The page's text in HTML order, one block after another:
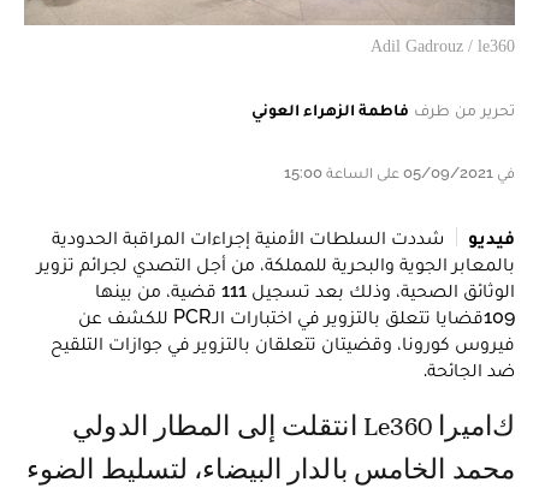
Adil Gadrouz / le360
تحرير من طرف فاطمة الزهراء العوني
في 05/09/2021 على الساعة 15:00
فيديو
شددت السلطات الأمنية إجراءات المراقبة الحدودية
بالمعابر الجوية والبحرية للمملكة، من أجل التصدي لجرائم تزوير
الوثائق الصحية، وذلك بعد تسجيل 111 قضية، من بينها
109قضايا تتعلق بالتزوير في اختبارات الـPCR للكشف عن
فيروس كورونا، وقضيتان تتعلقان بالتزوير في جوازات التلقيح
ضد الجائحة.
كاميرا Le360 انتقلت إلى المطار الدولي
محمد الخامس بالدار البيضاء، لتسليط الضوء